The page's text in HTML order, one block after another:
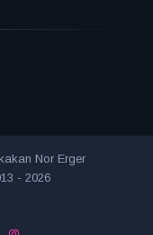
Nor Erger
- 2026